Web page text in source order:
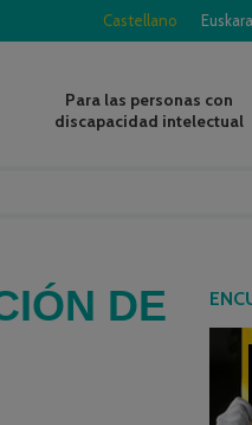
Castellano Euskara
Para las personas con
discapacidad intelectual
DE